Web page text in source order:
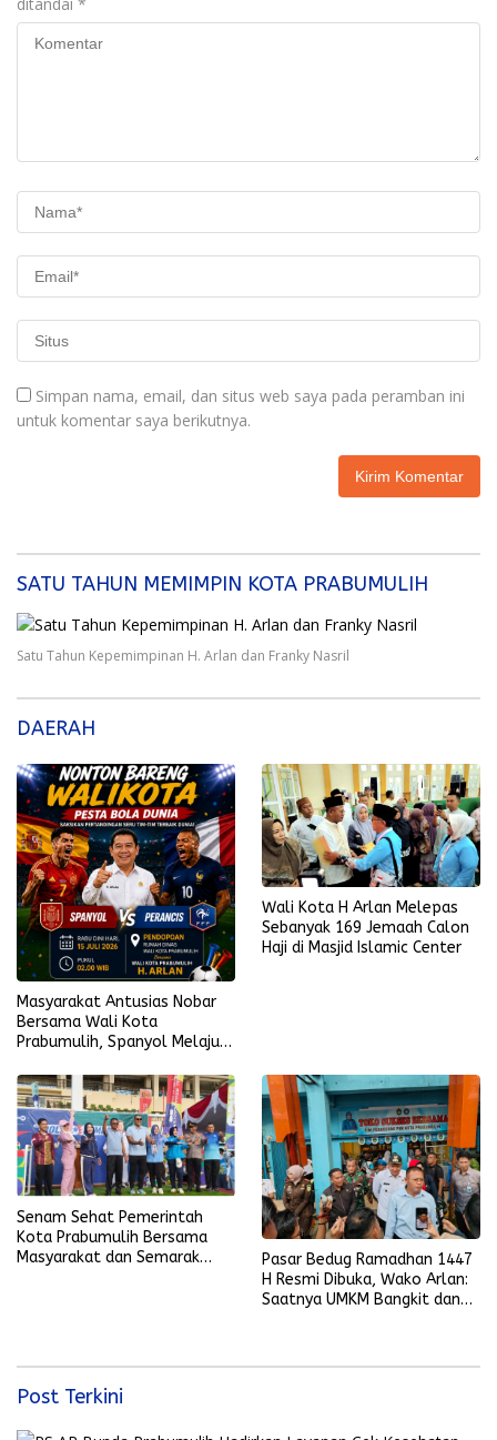
Simpan nama, email, dan situs web saya pada peramban ini
untuk komentar saya berikutnya.
SATU TAHUN MEMIMPIN KOTA PRABUMULIH
Satu Tahun Kepemimpinan H. Arlan dan Franky Nasril
DAERAH
Masyarakat Antusias Nobar
Bersama Wali Kota
Prabumulih, Spanyol Melaju
Wali Kota H Arlan Melepas
Sebanyak 169 Jemaah Calon
Haji di Masjid Islamic Center
Senam Sehat Pemerintah
Kota Prabumulih Bersama
Masyarakat dan Semarak
Pasar Bedug Ramadhan 1447
H Resmi Dibuka, Wako Arlan:
Saatnya UMKM Bangkit dan
Post Terkini